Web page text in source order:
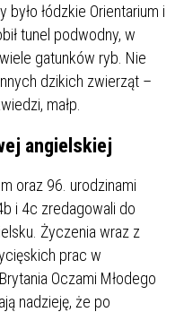
łódzkie Orientarium i
tunel podwodny, w
gatunków ryb. Nie
dzikich zwierząt –
małp.
angielskiej
oraz 96. urodzinami
i 4c zredagowali do
Życzenia wraz z
prac w
Oczami Młodego
nadzieję, że po